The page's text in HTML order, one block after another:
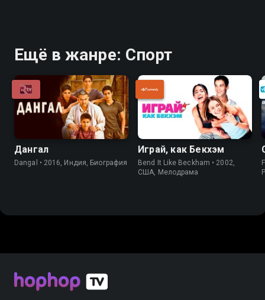
Ещё в жанре: Спорт
Дангал
Dangal • 2016, Индия, Биография
Играй, как Бекхэм
Bend It Like Beckham • 2002,
США, Мелодрама